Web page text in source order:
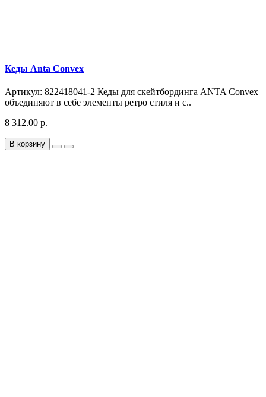
Кеды Anta Convex
Артикул: 822418041-2 Кеды для скейтбординга ANTA Convex
объединяют в себе элементы ретро стиля и с..
8 312.00 р.
В корзину